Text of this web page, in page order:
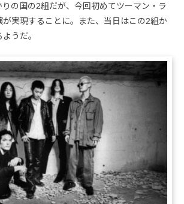
りの国の2組だが、今回初めてツーマン・ラ
が実現することに。また、当日はこの2組か
うだ。